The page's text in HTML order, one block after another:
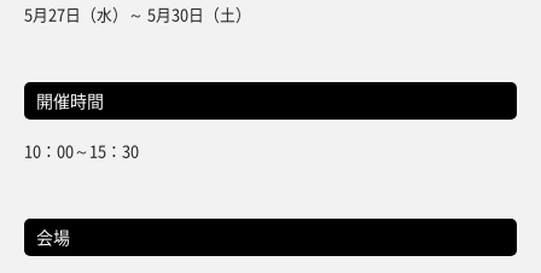
5月27日（水）～ 5月30日（土）
開催時間
10：00～15：30
会場